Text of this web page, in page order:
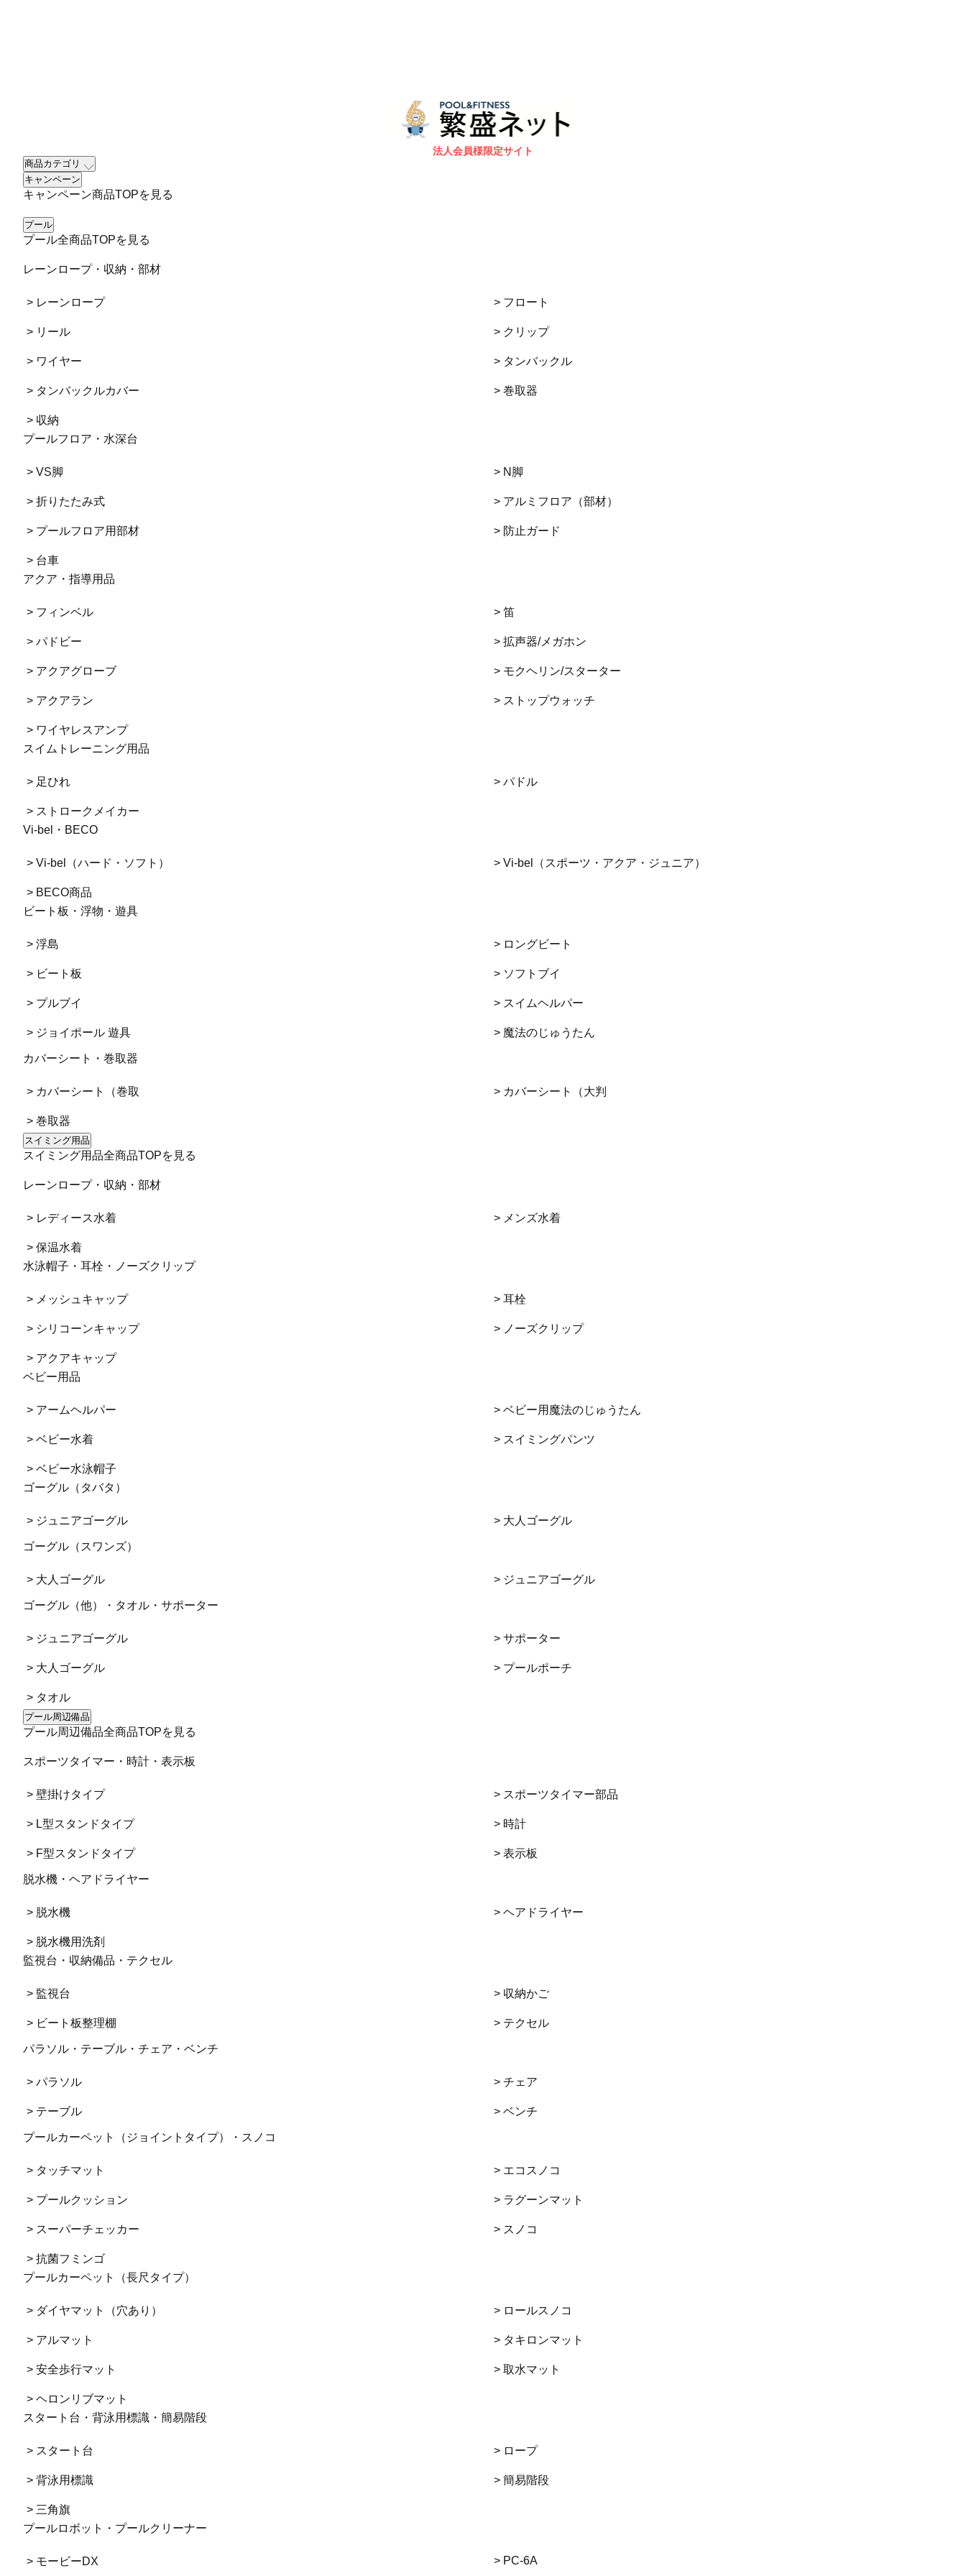
法人会員様限定サイト
商品カテゴリ
キャンペーン
キャンペーン商品TOPを見る
プール
プール全商品TOPを見る
レーンロープ・収納・部材
> レーンロープ
> リール
> ワイヤー
> タンバックルカバー
> 収納
> フロート
> クリップ
> タンバックル
> 巻取器
プールフロア・水深台
> VS脚
> 折りたたみ式
> プールフロア用部材
> 台車
> N脚
> アルミフロア（部材）
> 防止ガード
アクア・指導用品
> フィンベル
> パドビー
> アクアグローブ
> アクアラン
> ワイヤレスアンプ
> 笛
> 拡声器/メガホン
> モクヘリン/スターター
> ストップウォッチ
スイムトレーニング用品
> 足ひれ
> ストロークメイカー
> パドル
Vi-bel・BECO
> Vi-bel（ハード・ソフト）
> BECO商品
> Vi-bel（スポーツ・アクア・ジュニア）
ビート板・浮物・遊具
> 浮島
> ビート板
> プルブイ
> ジョイポール 遊具
> ロングビート
> ソフトブイ
> スイムヘルパー
> 魔法のじゅうたん
カバーシート・巻取器
> カバーシート（巻取
> 巻取器
> カバーシート（大判
スイミング用品
スイミング用品全商品TOPを見る
レーンロープ・収納・部材
> レディース水着
> 保温水着
> メンズ水着
水泳帽子・耳栓・ノーズクリップ
> メッシュキャップ
> シリコーンキャップ
> アクアキャップ
> 耳栓
> ノーズクリップ
ベビー用品
> アームヘルパー
> ベビー水着
> ベビー水泳帽子
> ベビー用魔法のじゅうたん
> スイミングパンツ
ゴーグル（タバタ）
> ジュニアゴーグル > 大人ゴーグル
ゴーグル（スワンズ）
> 大人ゴーグル > ジュニアゴーグル
ゴーグル（他）・タオル・サポーター
> ジュニアゴーグル
> 大人ゴーグル
> タオル
> サポーター
> プールポーチ
プール周辺備品
プール周辺備品全商品TOPを見る
スポーツタイマー・時計・表示板
> 壁掛けタイプ
> L型スタンドタイプ
> F型スタンドタイプ
> スポーツタイマー部品
> 時計
> 表示板
脱水機・ヘアドライヤー
> 脱水機
> 脱水機用洗剤
> ヘアドライヤー
監視台・収納備品・テクセル
> 監視台
> ビート板整理棚
> 収納かご
> テクセル
パラソル・テーブル・チェア・ベンチ
> パラソル
> テーブル
> チェア
> ベンチ
プールカーペット（ジョイントタイプ）・スノコ
> タッチマット
> プールクッション
> スーパーチェッカー
> 抗菌フミンゴ
> エコスノコ
> ラグーンマット
> スノコ
プールカーペット（長尺タイプ）
> ダイヤマット（穴あり）
> アルマット
> 安全歩行マット
> ヘロンリブマット
> ロールスノコ
> タキロンマット
> 取水マット
スタート台・背泳用標識・簡易階段
> スタート台
> 背泳用標識
> 三角旗
> ロープ
> 簡易階段
プールロボット・プールクリーナー
> モービーDX > PC-6A